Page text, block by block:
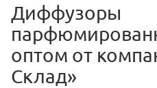
Диффузоры
оптом от
Склад»